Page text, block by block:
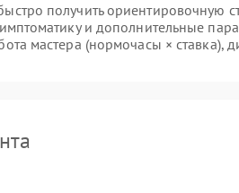
получить ориентировочную
и дополнительные
мастера (нормочасы ×